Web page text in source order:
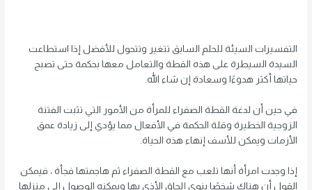
التفسيرات السيئة للحلم السابق تتغير وتتحول للأفضل إذا استطاعت
السيدة السيطرة على هذه القطة والتعامل معها بحكمة حتى تصبح
حياتها أكثر هدوءًا وسعادة إن شاء الله.
في حين أن لدغة القطة الصفراء للمرأة من الأمور التي تثبت الفتنة
الزوجية الخطيرة وقلة الحكمة في الأفعال مما يؤدي إلى زيادة عمق
الأزمات ويمكن للأسف إنهاء هذه الحياة.
إذا وجدت امرأة أنها تلعب مع القطة الصفراء ثم هاجمتها فجأة ، فيمكن
القول أن هناك شخصًا ينوي إلحاق الأذى بها ويمكنه الوصول إلى منزلها